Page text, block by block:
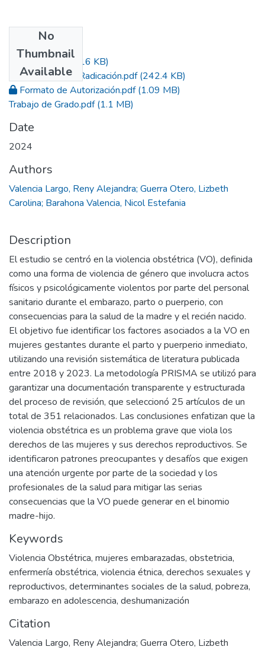
No
Thumbnail
Available
Acta.pdf(245.16 KB)
Constancia de Radicación.pdf(242.4 KB)
Formato de Autorización.pdf(1.09 MB)
Trabajo de Grado.pdf(1.1 MB)
Date
2024
Authors
Valencia Largo, Reny Alejandra; Guerra Otero, Lizbeth
Carolina; Barahona Valencia, Nicol Estefania
Description
El estudio se centró en la violencia obstétrica (VO), definida
como una forma de violencia de género que involucra actos
físicos y psicológicamente violentos por parte del personal
sanitario durante el embarazo, parto o puerperio, con
consecuencias para la salud de la madre y el recién nacido.
El objetivo fue identificar los factores asociados a la VO en
mujeres gestantes durante el parto y puerperio inmediato,
utilizando una revisión sistemática de literatura publicada
entre 2018 y 2023. La metodología PRISMA se utilizó para
garantizar una documentación transparente y estructurada
del proceso de revisión, que seleccionó 25 artículos de un
total de 351 relacionados. Las conclusiones enfatizan que la
violencia obstétrica es un problema grave que viola los
derechos de las mujeres y sus derechos reproductivos. Se
identificaron patrones preocupantes y desafíos que exigen
una atención urgente por parte de la sociedad y los
profesionales de la salud para mitigar las serias
consecuencias que la VO puede generar en el binomio
madre-hijo.
Keywords
Violencia Obstétrica, mujeres embarazadas, obstetricia,
enfermería obstétrica, violencia étnica, derechos sexuales y
reproductivos, determinantes sociales de la salud, pobreza,
embarazo en adolescencia, deshumanización
Citation
Valencia Largo, Reny Alejandra; Guerra Otero, Lizbeth